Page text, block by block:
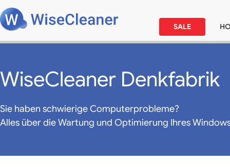
SALE
WiseCleaner Denkfabrik
Sie haben schwierige Computerprobleme?
Alles über die Wartung und Optimierung Ihres